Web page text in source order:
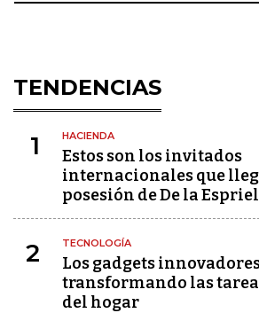
TENDENCIAS
1 HACIENDA
Estos son los invitados
internacionales que
posesión de De la
2 TECNOLOGÍA
Los gadgets
transformando las
del hogar